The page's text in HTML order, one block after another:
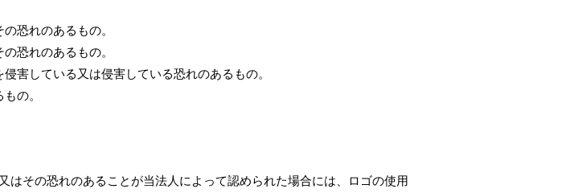
恐れのあるもの。
恐れのあるもの。
害している又は侵害している恐れのあるもの。
の。
その恐れのあることが当法人によって認められた場合には、ロゴの使用